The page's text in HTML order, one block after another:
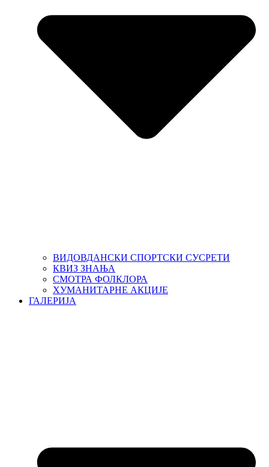
ВИДОВДАНСКИ СПОРТСКИ СУСРЕТИ
КВИЗ ЗНАЊА
СМОТРА ФОЛКЛОРА
ХУМАНИТАРНЕ АКЦИЈЕ
ГАЛЕРИЈА